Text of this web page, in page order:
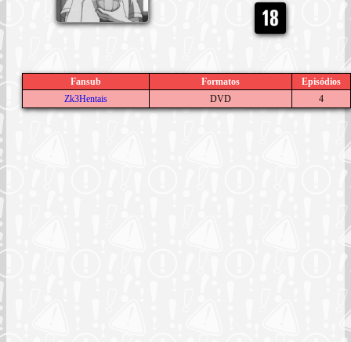
Fansub Formatos
Episódios
Zk3Hentais
DVD 4